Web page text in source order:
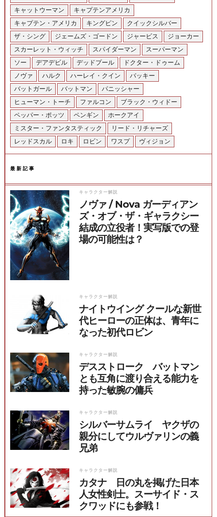
キャットウーマン
キャプテンアメリカ
キャプテン・アメリカ
キングピン
クイックシルバー
ザ・シング
ジェームズ・ゴードン ジャービス
ジョーカー
スカーレット・ウィッチ
スパイダーマン
スーパーマン
ソー
デアデビル デッドプール
ドクター・ドゥーム
ノヴァ
ハルク ハーレイ・クイン
バッキー
バットガール
バットマン
パニッシャー
ヒューマン・トーチ
ファルコン
ブラック・ウィドー
ペッパー・ポッツ
ペンギン
ホークアイ
ミスター・ファンタスティック
リード・リチャーズ
レッドスカル
ロキ ロビン ワスプ ヴィジョン
最新記事
キャラクター解説
ノヴァ / Nova ガーディアン
ズ・オブ・ザ・ギャラクシー
結成の立役者！実写版での登
場の可能性は？
キャラクター解説
ナイトウイング クールな新世
代ヒーローの正体は、青年に
なった初代ロビン
キャラクター解説
デスストローク バットマン
とも互角に渡り合える能力を
持った敏腕の傭兵
キャラクター解説
シルバーサムライ ヤクザの
親分にしてウルヴァリンの義
兄弟
キャラクター解説
カタナ 日の丸を掲げた日本
人女性剣士。スーサイド・ス
クワッドにも参戦！